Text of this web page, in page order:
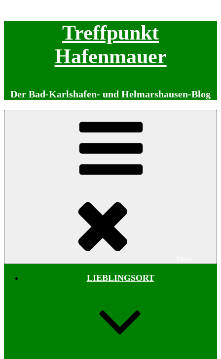
Treffpunkt
Hafenmauer
Der Bad-Karlshafen- und Helmarshausen-Blog
LIEBLINGSORT